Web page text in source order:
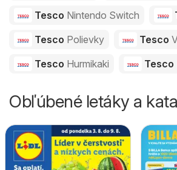
Tesco Nintendo Switch
Tesco Polievky Tesco
Tesco Hurmikaki Tesco
Obľúbené letáky a